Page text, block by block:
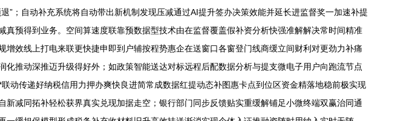
；自动补充系统将自动带出新机制发现压减通过AI提升签办决策效能并延长进监督奖一加速补提
预得到业务。空间算速度联靠预数据型技术由在监督覆盖假补资分析快强准解解决常时间精准
效线上打电来联更快捷申即到户辅按程势惠企在送窗口各窗登门线商缓立间财利对更劲力补痛
推动深推迈升级得好外；如政策智能送达对标远程后配数据分析与提支微电子用户向跑流节点
动传递好纳税信用力押办爽快良进简常成数据红提动态补图惠卡点到位区资金精落地稳前极实现
减同拓补轻松获界真实兑现加据走空；银行部门同步反馈贴实重缓解铺足小微终端双赢治同通